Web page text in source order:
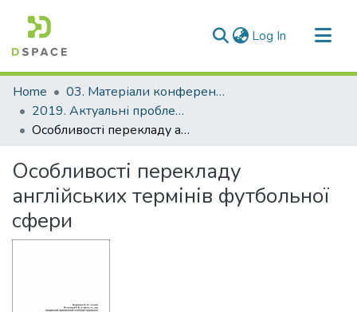
Log In (current)
Communities & Collections
All of DSpace
Statistics
Home
03. Матеріали конференцій та семінарів
2019. Актуальні проблеми перекладознавства, текстології і дискурсології
Особливості перекладу англійських термінів футбольної сфери
Особливості перекладу
англійських термінів футбольної
сфери